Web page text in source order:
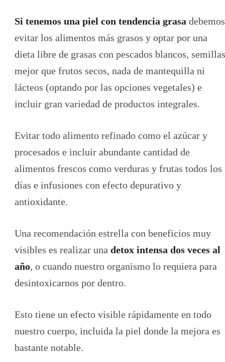
Si tenemos una piel con tendencia grasa debemos
evitar los alimentos más grasos y optar por una
dieta libre de grasas con pescados blancos, semillas
mejor que frutos secos, nada de mantequilla ni
lácteos (optando por las opciones vegetales) e
incluir gran variedad de productos integrales.
Evitar todo alimento refinado como el azúcar y
procesados e incluir abundante cantidad de
alimentos frescos como verduras y frutas todos los
días e infusiones con efecto depurativo y
antioxidante.
Una recomendación estrella con beneficios muy
visibles es realizar una detox intensa dos veces al
año, o cuando nuestro organismo lo requiera para
desintoxicarnos por dentro.
Esto tiene un efecto visible rápidamente en todo
nuestro cuerpo, incluida la piel donde la mejora es
bastante notable.